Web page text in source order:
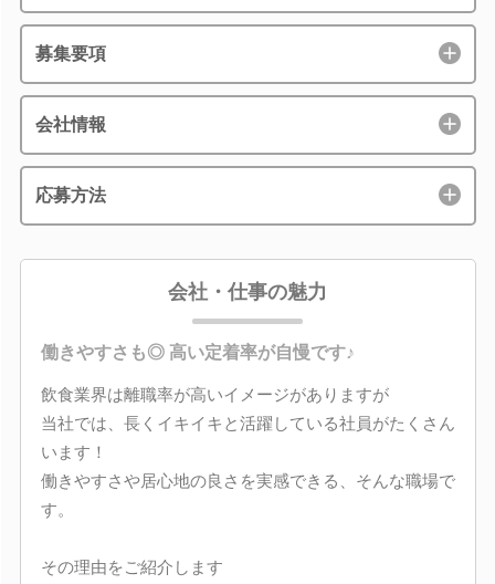
募集要項
会社情報
応募方法
会社・仕事の魅力
働きやすさも◎ 高い定着率が自慢です♪
飲食業界は離職率が高いイメージがありますが
当社では、長くイキイキと活躍している社員がたくさん
います！
働きやすさや居心地の良さを実感できる、そんな職場で
す。
その理由をご紹介します